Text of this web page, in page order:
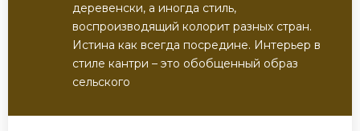
деревенски, а иногда стиль,
воспроизводящий колорит разных стран.
Истина как всегда посредине. Интерьер в
стиле кантри – это обобщенный образ
сельского